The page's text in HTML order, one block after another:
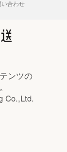
い合わせ
ンツの
Co.,Ltd.